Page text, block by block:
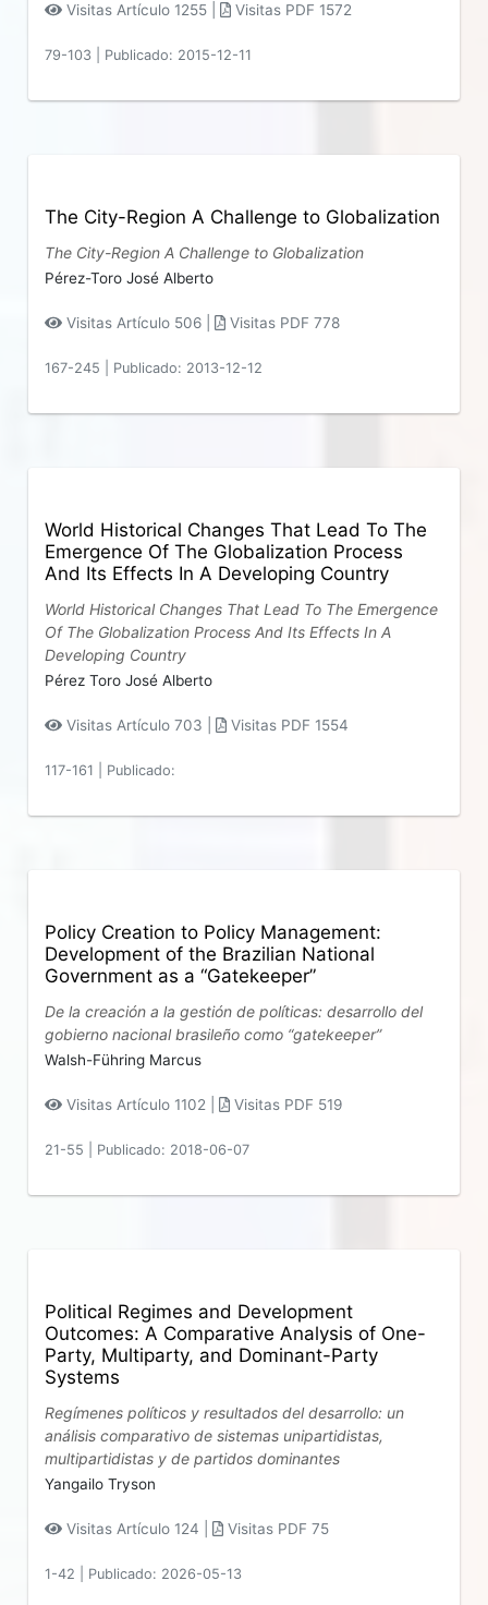
Visitas Artículo 1255 | Visitas PDF 1572
79-103 Publicado: 2015-12-11
The City-Region A Challenge to Globalization
The City-Region A Challenge to Globalization
Pérez-Toro José Alberto
Visitas Artículo 506 | Visitas PDF 778
167-245 Publicado: 2013-12-12
World Historical Changes That Lead To The
Emergence Of The Globalization Process
And Its Effects In A Developing Country
World Historical Changes That Lead To The Emergence
Of The Globalization Process And Its Effects In A
Developing Country
Pérez Toro José Alberto
Visitas Artículo 703 | Visitas PDF 1554
117-161 Publicado:
Policy Creation to Policy Management:
Development of the Brazilian National
Government as a “Gatekeeper”
De la creación a la gestión de políticas: desarrollo del
gobierno nacional brasileño como “gatekeeper”
Walsh-Führing Marcus
Visitas Artículo 1102 | Visitas PDF 519
21-55 Publicado: 2018-06-07
Political Regimes and Development
Outcomes: A Comparative Analysis of One-
Party, Multiparty, and Dominant-Party
Systems
Regímenes políticos y resultados del desarrollo: un
análisis comparativo de sistemas unipartidistas,
multipartidistas y de partidos dominantes
Yangailo Tryson
Visitas Artículo 124 | Visitas PDF 75
1-42 Publicado: 2026-05-13